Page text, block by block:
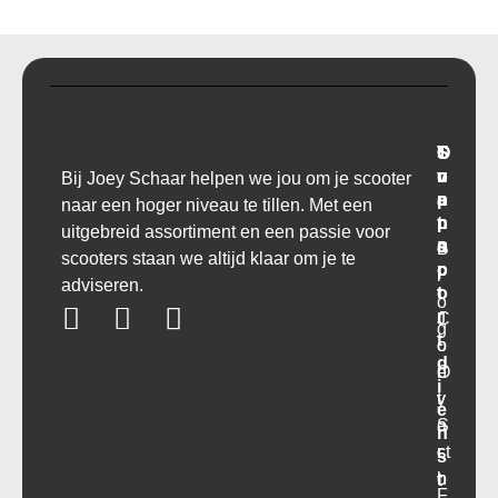
Bij Joey Schaar helpen we jou om je scooter
naar een hoger niveau te tillen. Met een
uitgebreid assortiment en een passie voor
scooters staan we altijd klaar om je te
adviseren.
T
r
a
n
s
p
o
r
t
d
i
e
n
s
t
O
v
e
r
B
l
o
g
O
v
e
r
o
S
u
p
p
o
r
t
C
o
n
t
a
ct
C
o
n
t
a
c
t
J
o
e
y
S
c
h